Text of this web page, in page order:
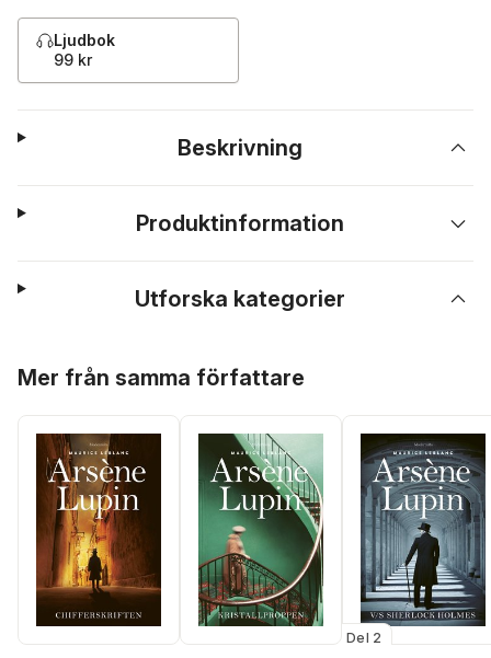
Ljudbok
99 kr
Beskrivning
Produktinformation
Utforska kategorier
Mer från samma författare
Del 2